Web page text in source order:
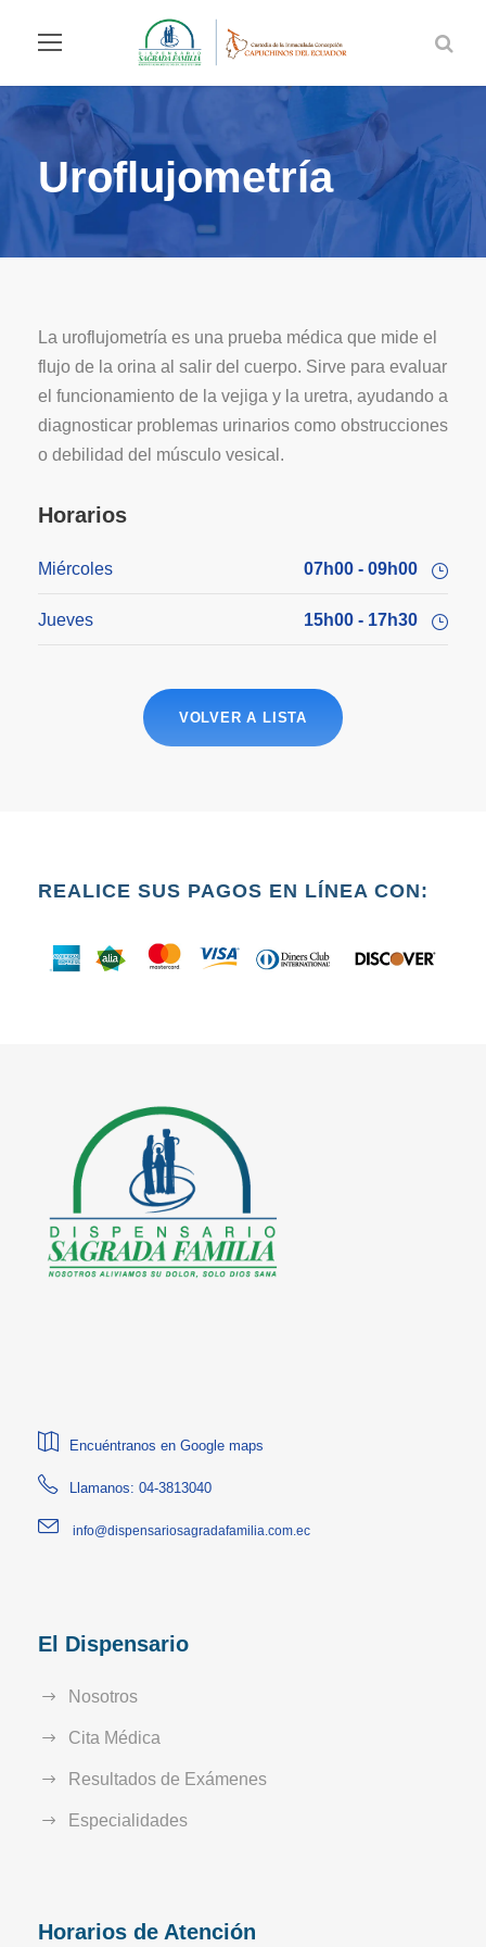
Uroflujometría
La uroflujometría es una prueba médica que mide el
flujo de la orina al salir del cuerpo. Sirve para evaluar
el funcionamiento de la vejiga y la uretra, ayudando a
diagnosticar problemas urinarios como obstrucciones
o debilidad del músculo vesical.
Horarios
Miércoles 07h00 - 09h00
Jueves 15h00 - 17h30
VOLVER A LISTA
REALICE SUS PAGOS EN LÍNEA CON:
Encuéntranos en Google maps
Llamanos: 04-3813040
info@dispensariosagradafamilia.com.ec
El Dispensario
Nosotros
Cita Médica
Resultados de Exámenes
Especialidades
Horarios de Atención